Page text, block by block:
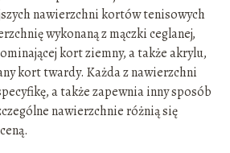
nawierzchni kortów tenisowych
wykonaną z mączki ceglanej,
kort ziemny, a także akrylu,
kort twardy. Każda z nawierzchni
a także zapewnia inny sposób
nawierzchnie różnią się